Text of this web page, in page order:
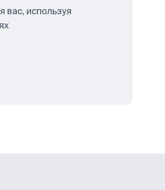
используя